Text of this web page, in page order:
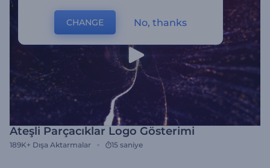
Ateşli Parçacıklar Logo Gösterimi
189K+ Dışa Aktarmalar 15 saniye
CHANGE No, thanks